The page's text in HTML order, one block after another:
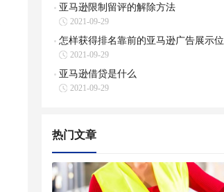
亚马逊限制留评的解除方法
2021-09-29
怎样获得排名靠前的亚马逊广告展示位
2021-09-29
亚马逊借贷是什么
2021-09-29
热门文章